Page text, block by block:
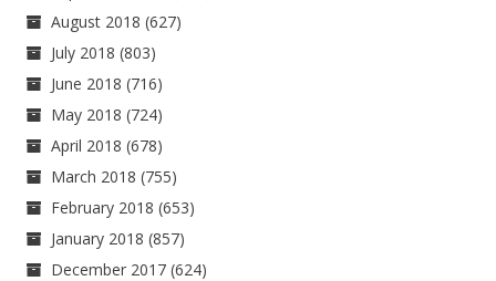
August 2018 (627)
July 2018 (803)
June 2018 (716)
May 2018 (724)
April 2018 (678)
March 2018 (755)
February 2018 (653)
January 2018 (857)
December 2017 (624)